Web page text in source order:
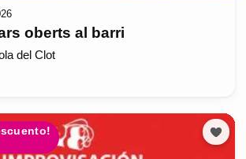
oberts al barri
del Clot